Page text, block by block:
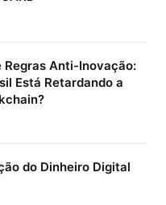
Regras Anti-Inovação:
Está Retardando a
do Dinheiro Digital